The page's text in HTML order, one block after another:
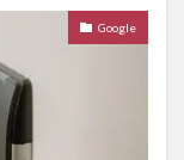
Google